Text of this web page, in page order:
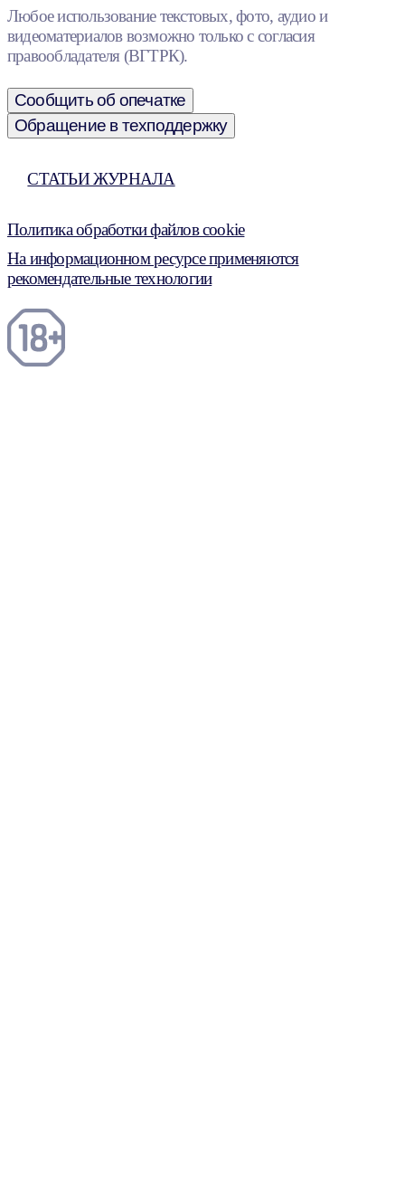
Любое использование текстовых, фото, аудио и
видеоматериалов возможно только с согласия
правообладателя (ВГТРК).
Сообщить об опечатке
Обращение в техподдержку
СТАТЬИ ЖУРНАЛА
Политика обработки файлов cookie
На информационном ресурсе применяются
рекомендательные технологии